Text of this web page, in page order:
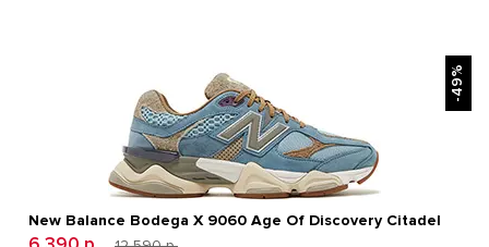
-49%
New Balance Bodega X 9060 Age Of Discovery Citadel